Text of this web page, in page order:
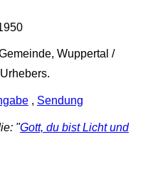
Wuppertal /
, Sendung
"Gott, du bist Licht und